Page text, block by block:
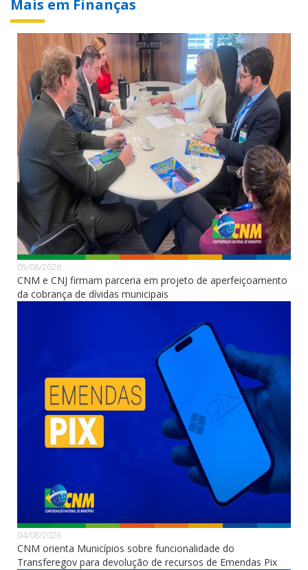
Mais em Finanças
05/08/2026
CNM e CNJ firmam parceria em projeto de aperfeiçoamento
da cobrança de dívidas municipais
04/08/2026
CNM orienta Municípios sobre funcionalidade do
Transferegov para devolução de recursos de Emendas Pix